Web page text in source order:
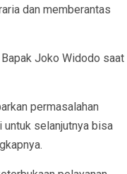
dan memberantas
Joko Widodo saat
permasalahan
selanjutnya bisa